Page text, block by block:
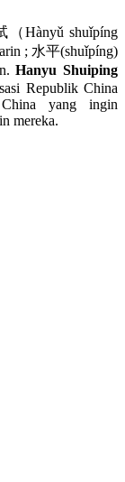
（Hànyǔ shuǐpíng
; 水平(shuǐpíng)
Hanyu Shuiping
Republik China
yang ingin
mereka.